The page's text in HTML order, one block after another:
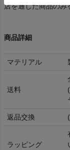
店を通した商品のみ
商品詳細
マテリアル
送料
返品交換 (
ラッピング